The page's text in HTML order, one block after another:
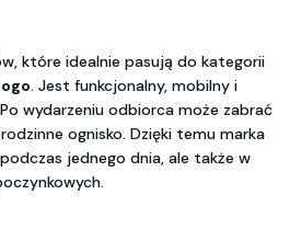
które idealnie pasują do kategorii
. Jest funkcjonalny, mobilny i
wydarzeniu odbiorca może zabrać
ognisko. Dzięki temu marka
jednego dnia, ale także w